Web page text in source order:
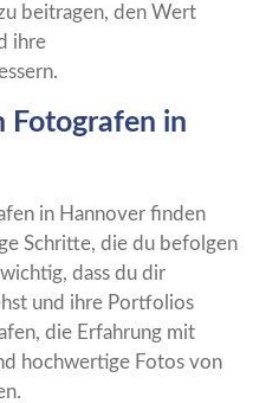
beitragen, den Wert
ihre
Fotografen in
in Hannover finden
Schritte, die du befolgen
dass du dir
und ihre Portfolios
die Erfahrung mit
hochwertige Fotos von